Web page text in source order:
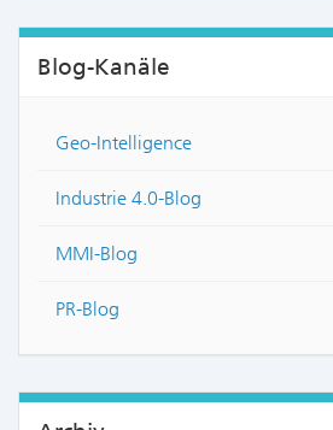
Blog-Kanäle
Geo-Intelligence
Industrie 4.0-Blog
MMI-Blog
PR-Blog